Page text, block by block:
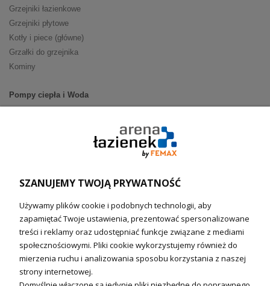
Grzejniki łazienkowe
Grzejniki płytowe
Kotły i piece (główne)
Grzałki do grzejnika
Kominy
Pompy ciepła i Woda
Ogrzewanie podłogowe (główne)
Technika solarna
Fotowoltanika
Sterowniki i regulatory
Nagrzewnice i kurtyny
SZANUJEMY TWOJĄ PRYWATNOŚĆ
Używamy plików cookie i podobnych technologii, aby
zapamiętać Twoje ustawienia, prezentować spersonalizowane
treści i reklamy oraz udostępniać funkcje związane z mediami
społecznościowymi. Pliki cookie wykorzystujemy również do
mierzenia ruchu i analizowania sposobu korzystania z naszej
strony internetowej.